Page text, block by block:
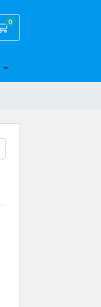
0
Shopping Cart